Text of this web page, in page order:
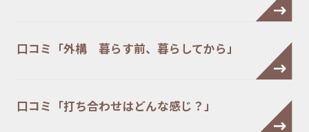
口コミ「外構 暮らす前、暮らしてから」
口コミ「打ち合わせはどんな感じ？」